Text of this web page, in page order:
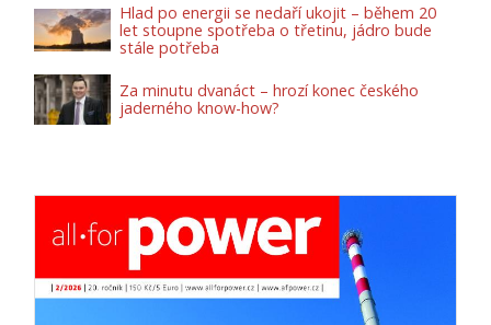
Hlad po energii se nedaří ukojit – během 20
let stoupne spotřeba o třetinu, jádro bude
stále potřeba
Za minutu dvanáct – hrozí konec českého
jaderného know-how?